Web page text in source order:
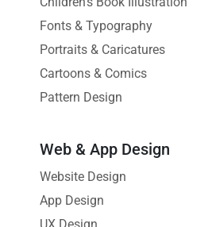
Fonts & Typography
Portraits & Caricatures
Cartoons & Comics
Pattern Design
Web & App Design
Website Design
App Design
UX Design